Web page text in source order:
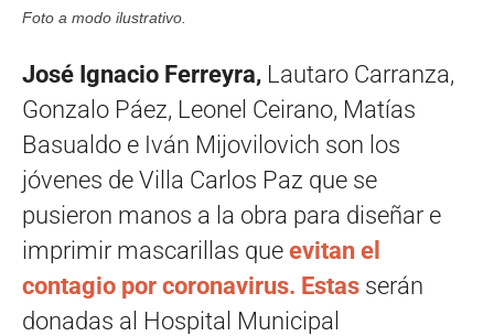
Foto a modo ilustrativo.
José Ignacio Ferreyra, Lautaro Carranza,
Gonzalo Páez, Leonel Ceirano, Matías
Basualdo e Iván Mijovilovich son los
jóvenes de Villa Carlos Paz que se
pusieron manos a la obra para diseñar e
imprimir mascarillas que evitan el
contagio por coronavirus. Estas serán
donadas al Hospital Municipal